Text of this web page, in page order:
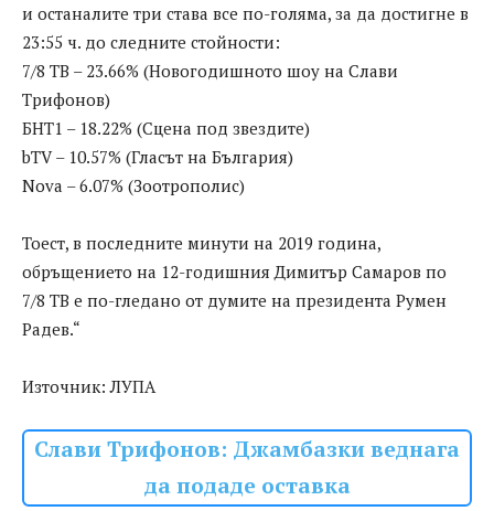
и останалите три става все по-голяма, за да достигне в
23:55 ч. до следните стойности:
7/8 ТВ – 23.66% (Новогодишното шоу на Слави
Трифонов)
БНТ1 – 18.22% (Сцена под звездите)
bTV – 10.57% (Гласът на България)
Nova – 6.07% (Зоотрополис)
Тоест, в последните минути на 2019 година,
обръщението на 12-годишния Димитър Самаров по
7/8 ТВ е по-гледано от думите на президента Румен
Радев.“
Източник: ЛУПА
Слави Трифонов: Джамбазки веднага
да подаде оставка